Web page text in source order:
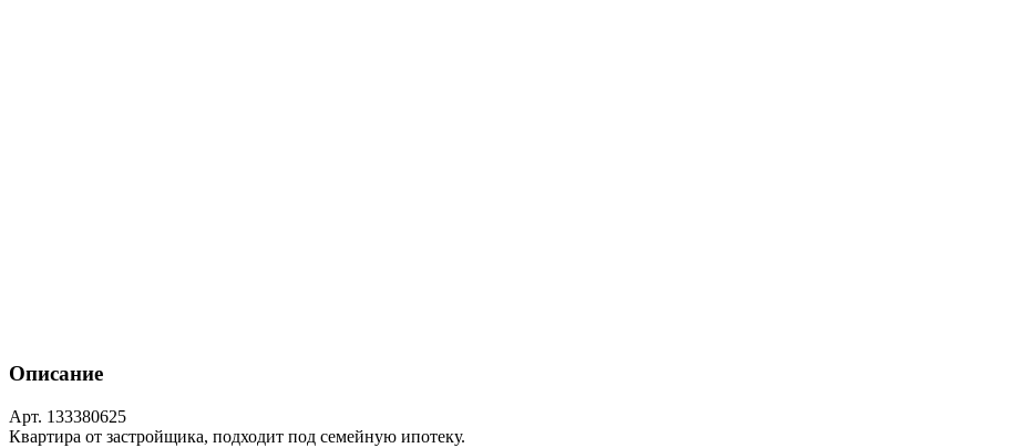
Описание
Арт. 133380625
Квартира от застройщика, подходит под семейную ипотеку.